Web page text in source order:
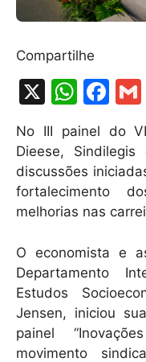
Compartilhe
X
W
h
at
s
A
p
p
F
a
c
e
b
o
o
No III painel do
Dieese,
discussões
fortalecimento
melhorias nas
O economista e
Departamento
Estudos
Jensen, iniciou
painel
movimento